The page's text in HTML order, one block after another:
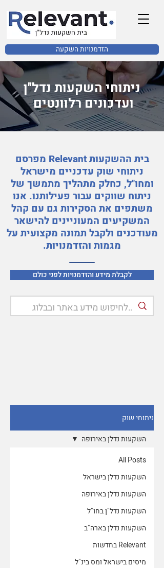
הזדמנויות השקעה
ניתוחי השקעות נדל"ן
ועדכונים רלוונטים
בית ההשקעות Relevant מפרסם
ניתוחי שוק עדכניים מישראל
ומחו"ל, כחלק מתהליך מתמשך של
ניתוח שווקים עבור פעילותנו. אנו
משתפים את הסקירות גם עם קהל
המשקיעים המעוניינים להישאר
מעודכנים ולקבל תמונה מקצועית על
מגמות והזדמנויות.
לקבלת מידע והזדמנויות לפני כולם
ניתוחי שוק
All Posts
השקעות נדלן בישראל
השקעות נדלן באירופה
השקעות נדל"ן בחו"ל
השקעות נדלן בארה"ב
Relevant בחדשות
מיסים בישראל ומס בינ"ל
השקעות נדלן באירופה